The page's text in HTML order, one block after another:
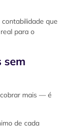
que
para o
sem
mais — é
de cada